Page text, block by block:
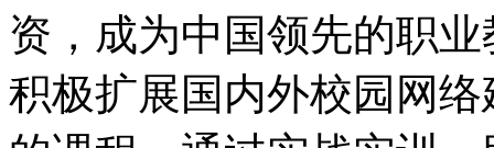
资，成为中国领先的职
积极扩展国内外校园网